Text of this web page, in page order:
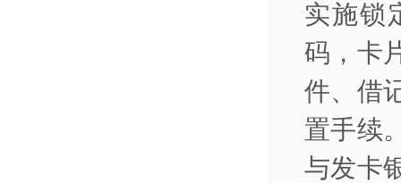
实施锁
码，卡
件、借
置手续
与发卡